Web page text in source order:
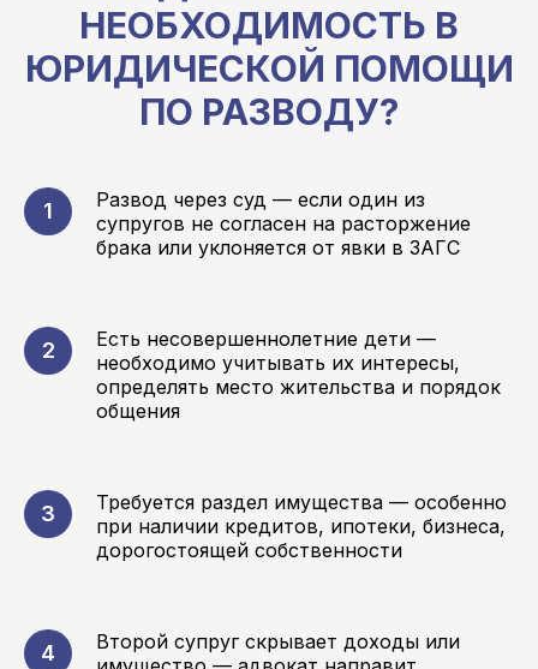
НЕОБХОДИМОСТЬ В
ЮРИДИЧЕСКОЙ ПОМОЩИ
ПО РАЗВОДУ?
Развод через суд — если один из
супругов не согласен на расторжение
брака или уклоняется от явки в ЗАГС
Есть несовершеннолетние дети —
необходимо учитывать их интересы,
определять место жительства и порядок
общения
Требуется раздел имущества — особенно
при наличии кредитов, ипотеки, бизнеса,
дорогостоящей собственности
Второй супруг скрывает доходы или